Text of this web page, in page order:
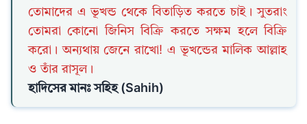
তোমাদের এ ভূখন্ড থেকে বিতাড়িত করতে চাই। সুতরাং
তোমরা কোনো জিনিস বিক্রি করতে সক্ষম হলে বিক্রি
করো। অন্যথায় জেনে রাখো! এ ভূখন্ডের মালিক আল্লাহ
ও তাঁর রাসূল।
হাদিসের মানঃ সহিহ (Sahih)